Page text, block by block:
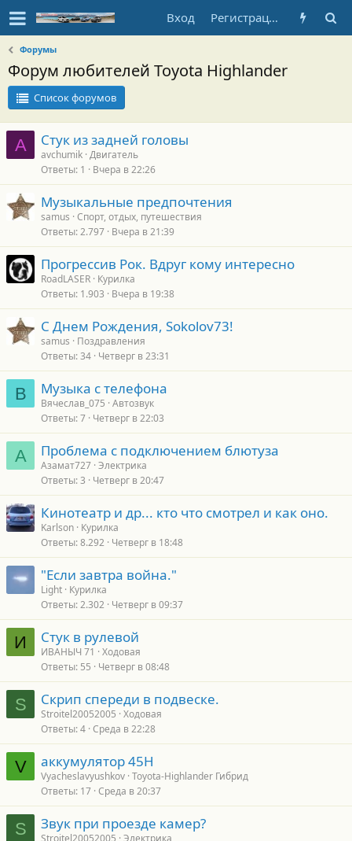
Вход Регистрация
Форумы
Форум любителей Toyota Highlander
Список форумов
A Стук из задней головы
avchumik Двигатель
Ответы 1 Вчера в 22:26
Музыкальные предпочтения
samus Спорт, отдых, путешествия
Ответы 2.797 Вчера в 21:39
Прогрессив Рок. Вдруг кому интересно
RoadLASER Курилка
Ответы 1.903 Вчера в 19:38
С Днем Рождения, Sokolov73!
samus
Поздравления
Ответы 34 Четверг в 23:31
В Музыка с телефона
Вячеслав_075 Автозвук
Ответы 7 Четверг в 22:03
А Проблема с подключением блютуза
Азамат727 Электрика
Ответы 3 Четверг в 20:47
Кинотеатр и др... кто что смотрел и как оно.
Karlson Курилка
Ответы 8.292 Четверг в 18:48
"Если завтра война."
Light Курилка
Ответы 2.302 Четверг в 09:37
И Стук в рулевой
ИВАНЫЧ 71
Ходовая
Ответы 55 Четверг в 08:48
S Скрип спереди в подвеске.
Stroitel20052005 Ходовая
Ответы 4 Среда в 22:28
V аккумулятор 45H
Vyacheslavyushkov Toyota-Highlander Гибрид
Ответы 17 Среда в 20:37
S Звук при проезде камер?
Stroitel20052005 Электрика